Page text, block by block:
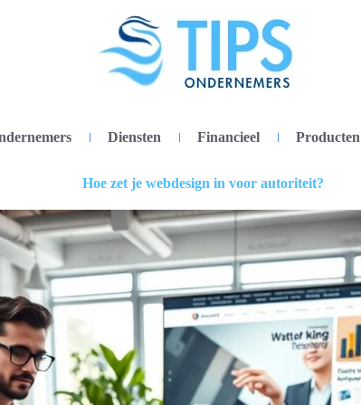
Diensten Financieel Producten
Hoe zet je webdesign in voor autoriteit?